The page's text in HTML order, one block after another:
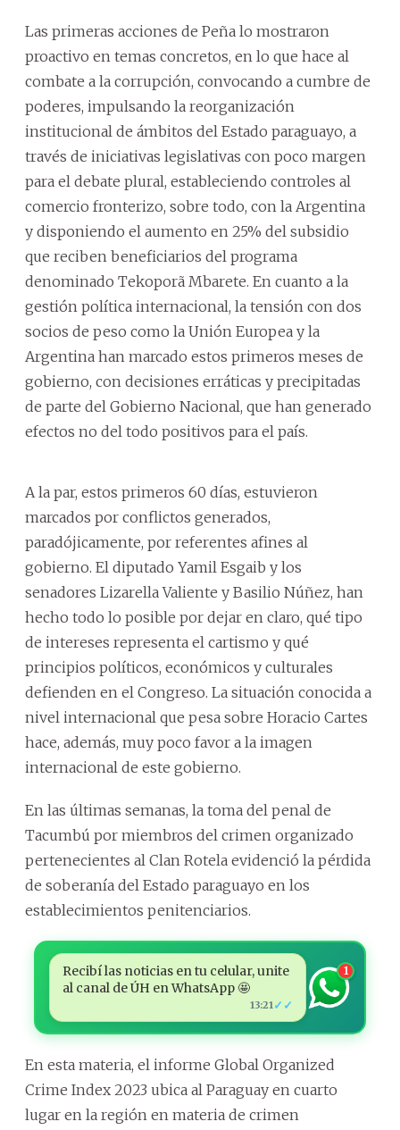
Las primeras acciones de Peña lo mostraron
proactivo en temas concretos, en lo que hace al
combate a la corrupción, convocando a cumbre de
poderes, impulsando la reorganización
institucional de ámbitos del Estado paraguayo, a
través de iniciativas legislativas con poco margen
para el debate plural, estableciendo controles al
comercio fronterizo, sobre todo, con la Argentina
y disponiendo el aumento en 25% del subsidio
que reciben beneficiarios del programa
denominado Tekoporã Mbarete. En cuanto a la
gestión política internacional, la tensión con dos
socios de peso como la Unión Europea y la
Argentina han marcado estos primeros meses de
gobierno, con decisiones erráticas y precipitadas
de parte del Gobierno Nacional, que han generado
efectos no del todo positivos para el país.
A la par, estos primeros 60 días, estuvieron
marcados por conflictos generados,
paradójicamente, por referentes afines al
gobierno. El diputado Yamil Esgaib y los
senadores Lizarella Valiente y Basilio Núñez, han
hecho todo lo posible por dejar en claro, qué tipo
de intereses representa el cartismo y qué
principios políticos, económicos y culturales
defienden en el Congreso. La situación conocida a
nivel internacional que pesa sobre Horacio Cartes
hace, además, muy poco favor a la imagen
internacional de este gobierno.
En las últimas semanas, la toma del penal de
Tacumbú por miembros del crimen organizado
pertenecientes al Clan Rotela evidenció la pérdida
de soberanía del Estado paraguayo en los
establecimientos penitenciarios.
Recibí las noticias en tu celular, unite
al canal de ÚH en WhatsApp 🤩
13:21✓✓
1
En esta materia, el informe Global Organized
Crime Index 2023 ubica al Paraguay en cuarto
lugar en la región en materia de crimen